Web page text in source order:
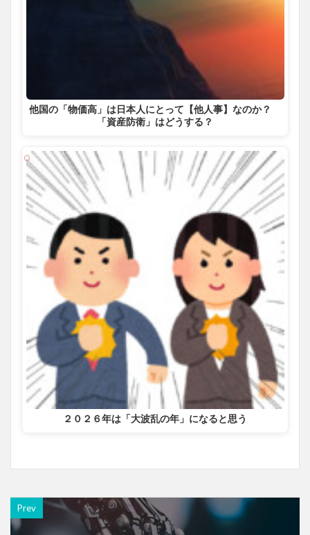
他国の「物価高」は日本人にとって【他人事】なのか？
「資産防衛」はどうする？
２０２６年は「大波乱の年」になると思う
Prev